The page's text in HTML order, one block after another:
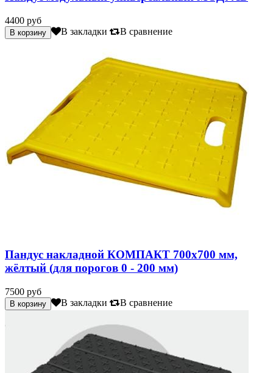
4400 руб
В закладки В сравнение
Пандус накладной КОМПАКТ 700х700 мм,
жёлтый (для порогов 0 - 200 мм)
7500 руб
В закладки В сравнение